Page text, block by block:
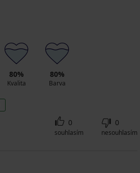
80%
Kvalita
80%
Barva
0
souhlasím
0
nesouhlasím